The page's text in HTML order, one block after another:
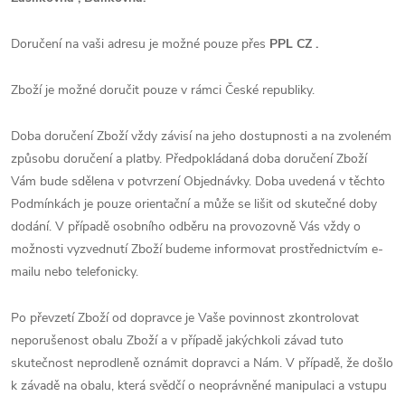
Doručení na vaši adresu je možné pouze přes PPL CZ .
Zboží je možné doručit pouze v rámci České republiky.
Doba doručení Zboží vždy závisí na jeho dostupnosti a na zvoleném
způsobu doručení a platby. Předpokládaná doba doručení Zboží
Vám bude sdělena v potvrzení Objednávky. Doba uvedená v těchto
Podmínkách je pouze orientační a může se lišit od skutečné doby
dodání. V případě osobního odběru na provozovně Vás vždy o
možnosti vyzvednutí Zboží budeme informovat prostřednictvím e-
mailu nebo telefonicky.
Po převzetí Zboží od dopravce je Vaše povinnost zkontrolovat
neporušenost obalu Zboží a v případě jakýchkoli závad tuto
skutečnost neprodleně oznámit dopravci a Nám. V případě, že došlo
k závadě na obalu, která svědčí o neoprávněné manipulaci a vstupu